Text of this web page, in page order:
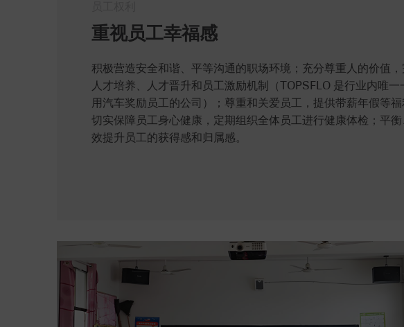
重视员工幸福感
积极营造安全和谐、平等沟通的职场环境；充分尊重人的价值，
人才培养、人才晋升和员工激励机制（TOPSFLO 是行业内唯一
用汽车奖励员工的公司）；尊重和关爱员工，提供带薪年假等福
切实保障员工身心健康，定期组织全体员工进行健康体检；平衡
效提升员工的获得感和归属感。